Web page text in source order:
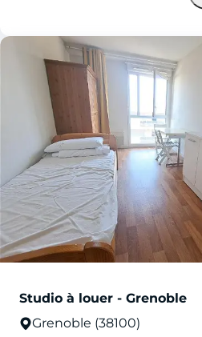
Studio à louer - Grenoble
Grenoble (38100)